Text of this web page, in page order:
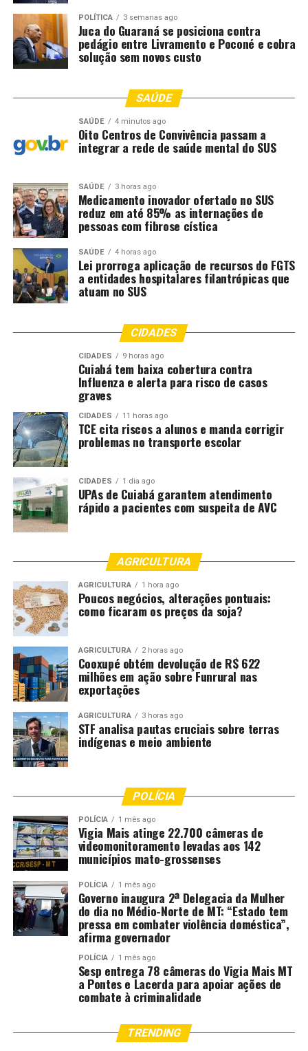
Comentários
MANSO NESTA
QUINTAFEIRA
ALMT e parceiros preparam concerto Notas que
Cultivam neste sábado no Parque das Águas
Botelho fiscaliza obras de pavimentação no Dr. Fábio,
Ponte de Ferro e Coxipó do Ouro
POLÍTICA 3 semanas ago
Juca do Guaraná se posiciona contra
pedágio entre Livramento e Poconé e cobra
solução sem novos custo
SAÚDE
SAÚDE 4 minutos ago
Oito Centros de Convivência passam a
integrar a rede de saúde mental do SUS
SAÚDE 3 horas ago
Medicamento inovador ofertado no SUS
reduz em até 85% as internações de
pessoas com fibrose cística
SAÚDE 4 horas ago
Lei prorroga aplicação de recursos do FGTS
a entidades hospitalares filantrópicas que
atuam no SUS
CIDADES
CIDADES 9 horas ago
Cuiabá tem baixa cobertura contra
Influenza e alerta para risco de casos
graves
CIDADES 11 horas ago
TCE cita riscos a alunos e manda corrigir
problemas no transporte escolar
CIDADES 1 dia ago
UPAs de Cuiabá garantem atendimento
rápido a pacientes com suspeita de AVC
AGRICULTURA
AGRICULTURA 1 hora ago
Poucos negócios, alterações pontuais:
como ficaram os preços da soja?
AGRICULTURA 2 horas ago
Cooxupé obtém devolução de R$ 622
milhões em ação sobre Funrural nas
exportações
AGRICULTURA 3 horas ago
STF analisa pautas cruciais sobre terras
indígenas e meio ambiente
POLÍCIA
POLÍCIA 1 mês ago
Vigia Mais atinge 22.700 câmeras de
videomonitoramento levadas aos 142
municípios mato-grossenses
POLÍCIA 1 mês ago
Governo inaugura 2ª Delegacia da Mulher
do dia no Médio-Norte de MT: “Estado tem
pressa em combater violência doméstica”,
afirma governador
POLÍCIA 1 mês ago
Sesp entrega 78 câmeras do Vigia Mais MT
a Pontes e Lacerda para apoiar ações de
combate à criminalidade
TRENDING